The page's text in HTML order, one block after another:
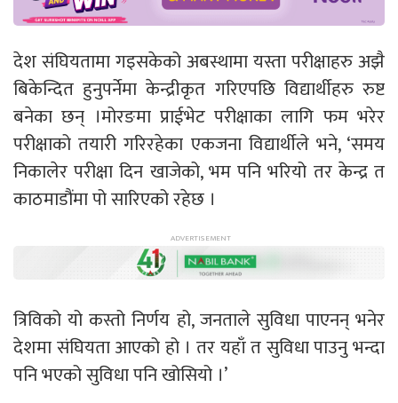
देश संघियतामा गइसकेको अबस्थामा यस्ता परीक्षाहरु अझै
बिकेन्दित हुनुपर्नेमा केन्द्रीकृत गरिएपछि विद्यार्थीहरु रुष्ट
बनेका छन् ।मोरङमा प्राईभेट परीक्षाका लागि फम भरेर
परीक्षाको तयारी गरिरहेका एकजना विद्यार्थीले भने, ‘समय
निकालेर परीक्षा दिन खाजेको, भम पनि भरियो तर केन्द्र त
काठमाडौंमा पो सारिएको रहेछ ।
त्रिविको यो कस्तो निर्णय हो, जनताले सुविधा पाएनन् भनेर
देशमा संघियता आएको हो । तर यहाँ त सुविधा पाउनु भन्दा
पनि भएको सुविधा पनि खोसियो ।’